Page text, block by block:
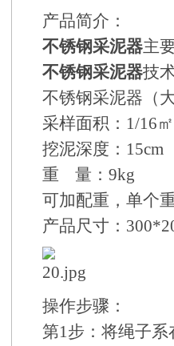
产品简介：
不锈钢采泥器主
不锈钢采泥器技
不锈钢采泥器（
采样面积：1/16㎡
挖泥深度：15cm
重 量：9kg
可加配重，单个
产品尺寸：
操作步骤：
第1步：将绳子